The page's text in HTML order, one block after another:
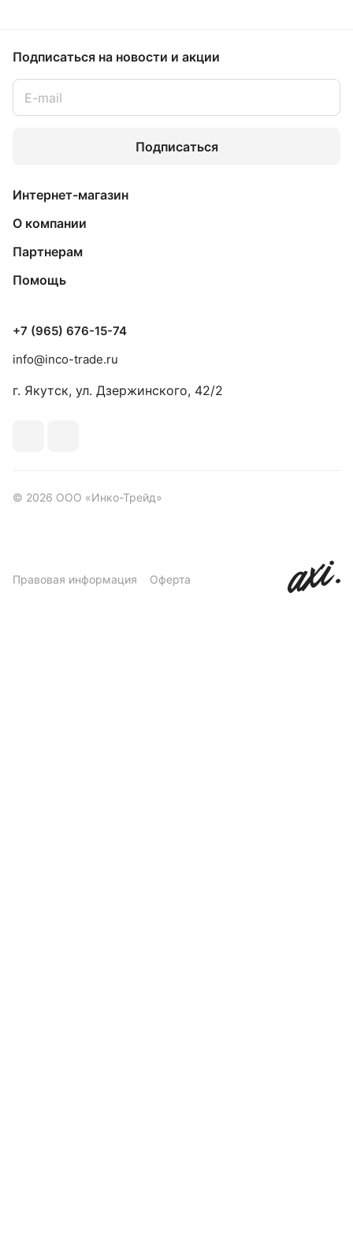
Подписаться на новости и акции
Подписаться
Интернет-магазин
О компании
Партнерам
Помощь
+7 (965) 676-15-74
info@inco-trade.ru
г. Якутск, ул. Дзержинского, 42/2
© 2026 ООО «Инко-Трейд»
Правовая информация Оферта